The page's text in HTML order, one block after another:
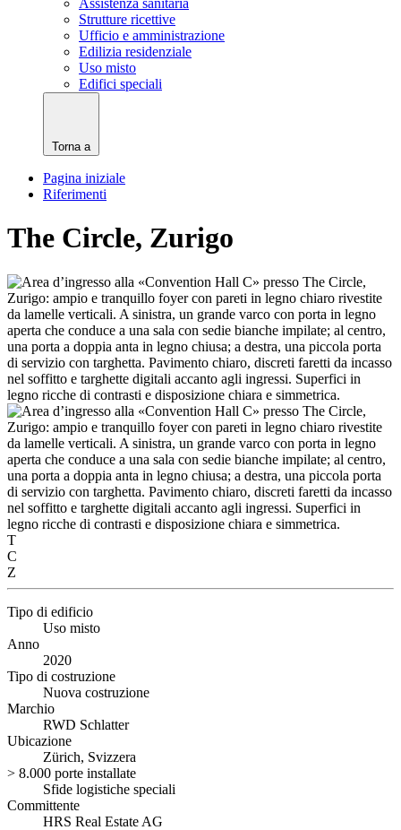
Strutture ricettive
Ufficio e amministrazione
Edilizia residenziale
Uso misto
Edifici speciali
Torna a
Pagina iniziale
Riferimenti
The Circle, Zurigo
T
C
Z
Tipo di edificio
Uso misto
Anno
2020
Tipo di costruzione
Nuova costruzione
Marchio
RWD Schlatter
Ubicazione
Zürich, Svizzera
> 8.000 porte installate
Sfide logistiche speciali
Committente
HRS Real Estate AG